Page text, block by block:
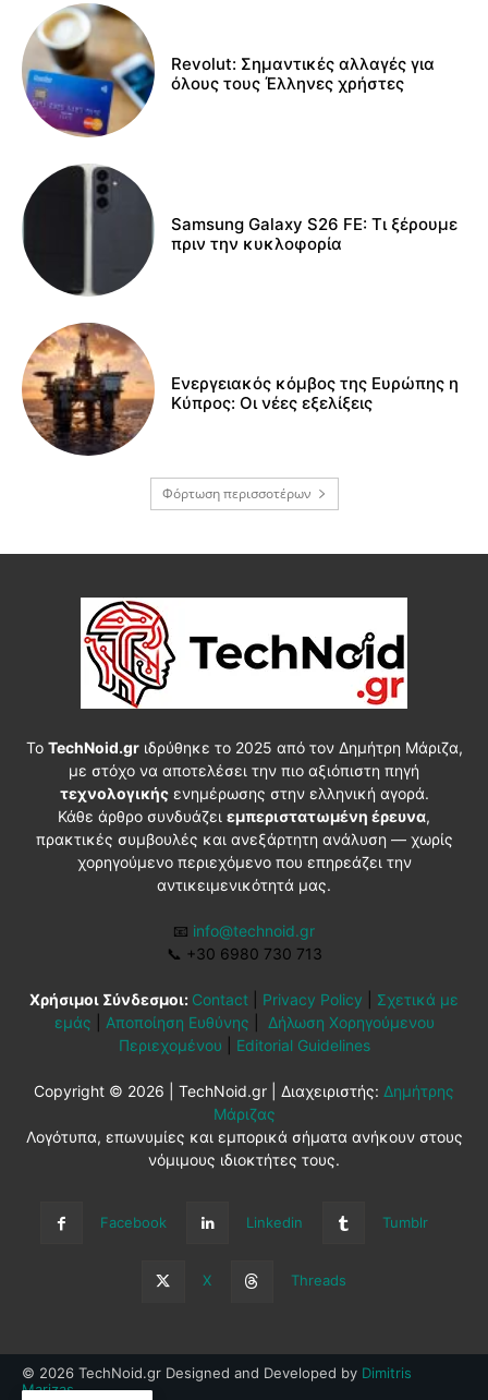
Revolut: Σημαντικές αλλαγές για
όλους τους Έλληνες χρήστες
Samsung Galaxy S26 FE: Τι ξέρουμε
πριν την κυκλοφορία
Ενεργειακός κόμβος της Ευρώπης η
Κύπρος: Οι νέες εξελίξεις
Φόρτωση περισσοτέρων
Το TechNoid.grιδρύθηκε το 2025 από τον Δημήτρη Μάριζα,
με στόχο να αποτελέσει την πιο αξιόπιστη πηγή
τεχνολογικήςενημέρωσης στην ελληνική αγορά.
Κάθε άρθρο συνδυάζει εμπεριστατωμένη έρευνα,
πρακτικές συμβουλές και ανεξάρτητη ανάλυση — χωρίς
χορηγούμενο περιεχόμενο που επηρεάζει την
αντικειμενικότητά μας.
📧 info@technoid.gr
📞 +30 6980 730 713
Χρήσιμοι Σύνδεσμοι: Contact Privacy Policy
Σχετικά με
εμάς
Αποποίηση Ευθύνης
Δήλωση Χορηγούμενου
Περιεχομένου
Editorial Guidelines
Copyright © 2026 | TechNoid.gr | Διαχειριστής: Δημήτρης
Μάριζας
Λογότυπα, επωνυμίες και εμπορικά σήματα ανήκουν στους
νόμιμους ιδιοκτήτες τους.
Facebook Linkedin Tumblr
X Threads
© 2026 TechNoid.gr Designed and Developed by Dimitris
Marizas.